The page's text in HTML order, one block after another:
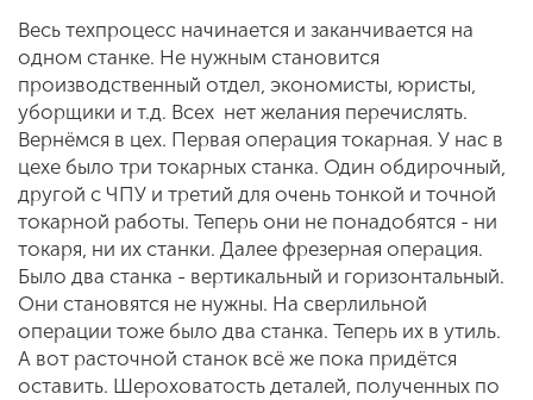
Весь техпроцесс начинается и заканчивается на
одном станке. Не нужным становится
производственный отдел, экономисты, юристы,
уборщики и т.д. Всех нет желания перечислять.
Вернёмся в цех. Первая операция токарная. У нас в
цехе было три токарных станка. Один обдирочный,
другой с ЧПУ и третий для очень тонкой и точной
токарной работы. Теперь они не понадобятся - ни
токаря, ни их станки. Далее фрезерная операция.
Было два станка - вертикальный и горизонтальный.
Они становятся не нужны. На сверлильной
операции тоже было два станка. Теперь их в утиль.
А вот расточной станок всё же пока придётся
оставить. Шероховатость деталей, полученных по